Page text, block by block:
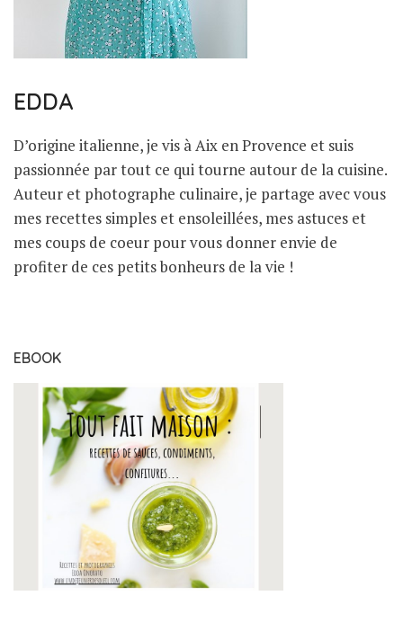
EDDA
D’origine italienne, je vis à Aix en Provence et suis
passionnée par tout ce qui tourne autour de la cuisine.
Auteur et photographe culinaire, je partage avec vous
mes recettes simples et ensoleillées, mes astuces et
mes coups de coeur pour vous donner envie de
profiter de ces petits bonheurs de la vie !
EBOOK